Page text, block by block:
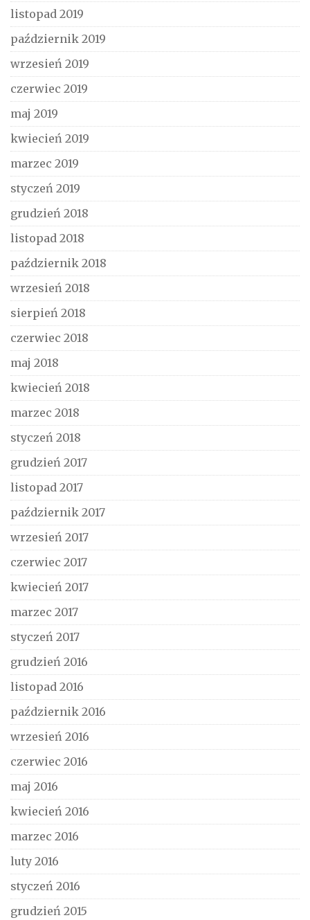
listopad 2019
październik 2019
wrzesień 2019
czerwiec 2019
maj 2019
kwiecień 2019
marzec 2019
styczeń 2019
grudzień 2018
listopad 2018
październik 2018
wrzesień 2018
sierpień 2018
czerwiec 2018
maj 2018
kwiecień 2018
marzec 2018
styczeń 2018
grudzień 2017
listopad 2017
październik 2017
wrzesień 2017
czerwiec 2017
kwiecień 2017
marzec 2017
styczeń 2017
grudzień 2016
listopad 2016
październik 2016
wrzesień 2016
czerwiec 2016
maj 2016
kwiecień 2016
marzec 2016
luty 2016
styczeń 2016
grudzień 2015